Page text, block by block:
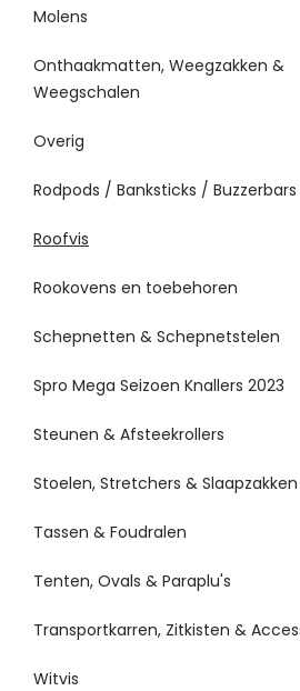
Molens
Onthaakmatten, Weegzakken &
Weegschalen
Overig
Rodpods / Banksticks / Buzzerbars
Roofvis
Rookovens en toebehoren
Schepnetten & Schepnetstelen
Spro Mega Seizoen Knallers 2023
Steunen & Afsteekrollers
Stoelen, Stretchers & Slaapzakken
Tassen & Foudralen
Tenten, Ovals & Paraplu's
Transportkarren, Zitkisten &
Witvis